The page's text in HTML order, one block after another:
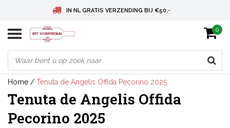
IN NL GRATIS VERZENDING BIJ €50,-
BELGIE GRATIS VERZENDING BIJ € 75
DEUTSCHLAND VERSANDKOSTENFREI AB € 75
0
Home / Tenuta de Angelis Offida Pecorino 2025
Tenuta de Angelis Offida
Pecorino 2025